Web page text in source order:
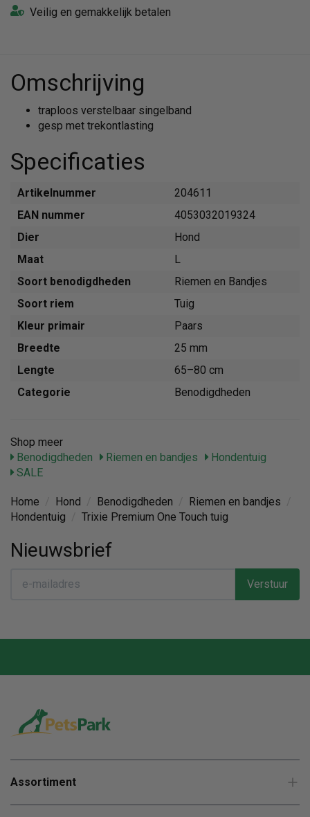
Veilig en gemakkelijk betalen
Omschrijving
traploos verstelbaar singelband
gesp met trekontlasting
Specificaties
Artikelnummer
204611
EAN nummer
4053032019324
Dier
Hond
Maat
L
Soort benodigdheden
Riemen en Bandjes
Soort riem
Tuig
Kleur primair
Paars
Breedte
25 mm
Lengte
65–80 cm
Categorie
Benodigdheden
Shop meer
Benodigdheden
Riemen en bandjes
Hondentuig
SALE
Home Hond Benodigdheden Riemen en bandjes
Hondentuig
Trixie Premium One Touch tuig
Nieuwsbrief
Verstuur
Assortiment